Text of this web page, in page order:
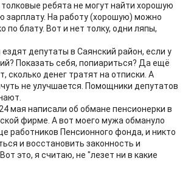
ребята не могут найти хорошую
зарплату. На работу (хорошую) можно
по блату. Вот и нет толку, одни ляпы,
депутаты в Саянский район, если у
Показать себя, попиариться? Да ещё
сколько денег тратят на отписки. А
не улучшается. Помощники депутатов
мая написали об обмане пенсионерки в
фирме. А вот моего мужа обмануло
работников Пенсионного фонда, и никто
и восстановить законность и
это, я считаю, не "лезет ни в какие